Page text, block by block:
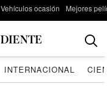
Vehículos ocasión Mejores
INTERNACIONAL